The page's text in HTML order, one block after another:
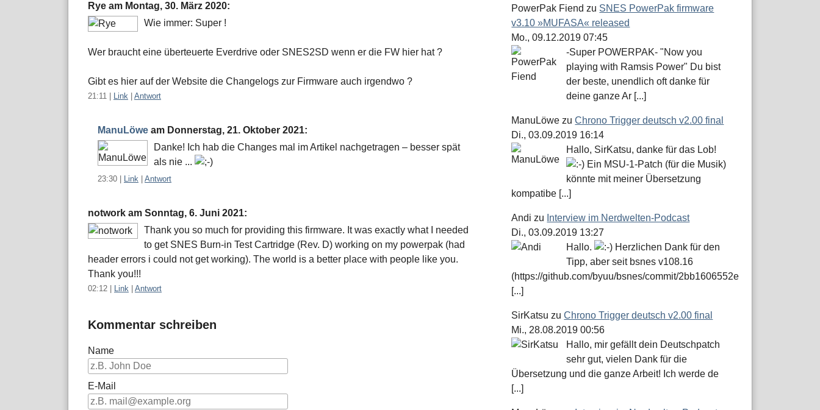
Rye am Montag, 30. März 2020:
Wie immer: Super !
Wer braucht eine überteuerte Everdrive oder SNES2SD wenn er die FW hier hat ?
Gibt es hier auf der Website die Changelogs zur Firmware auch irgendwo ?
21:11 Link Antwort
ManuLöwe am Donnerstag, 21. Oktober 2021:
Danke! Ich hab die Changes mal im Artikel nachgetragen – besser spät
als nie ...
23:30 Link Antwort
notwork am Sonntag, 6. Juni 2021:
Thank you so much for providing this firmware. It was exactly what I needed
to get SNES Burn-in Test Cartridge (Rev. D) working on my powerpak (had
header errors i could not get working). The world is a better place with people like you.
Thank you!!!
02:12 Link Antwort
Kommentar schreiben
Name
E-Mail
PowerPak Fiend zu SNES PowerPak firmware
v3.10 »MUFASA« released
Mo., 09.12.2019 07:45
-Super POWERPAK- "Now you
playing with Ramsis Power" Du bist
der beste, unendlich oft danke für
deine ganze Ar [...]
ManuLöwe zuChrono Trigger deutsch v2.00 final
Di., 03.09.2019 16:14
Hallo, SirKatsu, danke für das Lob!
Ein MSU-1-Patch (für die Musik)
könnte mit meiner Übersetzung
kompatibe [...]
Andi zu Interview im Nerdwelten-Podcast
Di., 03.09.2019 13:27
Hallo.
Herzlichen Dank für den
Tipp, aber seit bsnes v108.16
(https://github.com/byuu/bsnes/commit/2bb1606552e
[...]
SirKatsu zuChrono Trigger deutsch v2.00 final
Mi., 28.08.2019 00:56
Hallo, mir gefällt dein Deutschpatch
sehr gut, vielen Dank für die
Übersetzung und die ganze Arbeit! Ich werde de
[...]